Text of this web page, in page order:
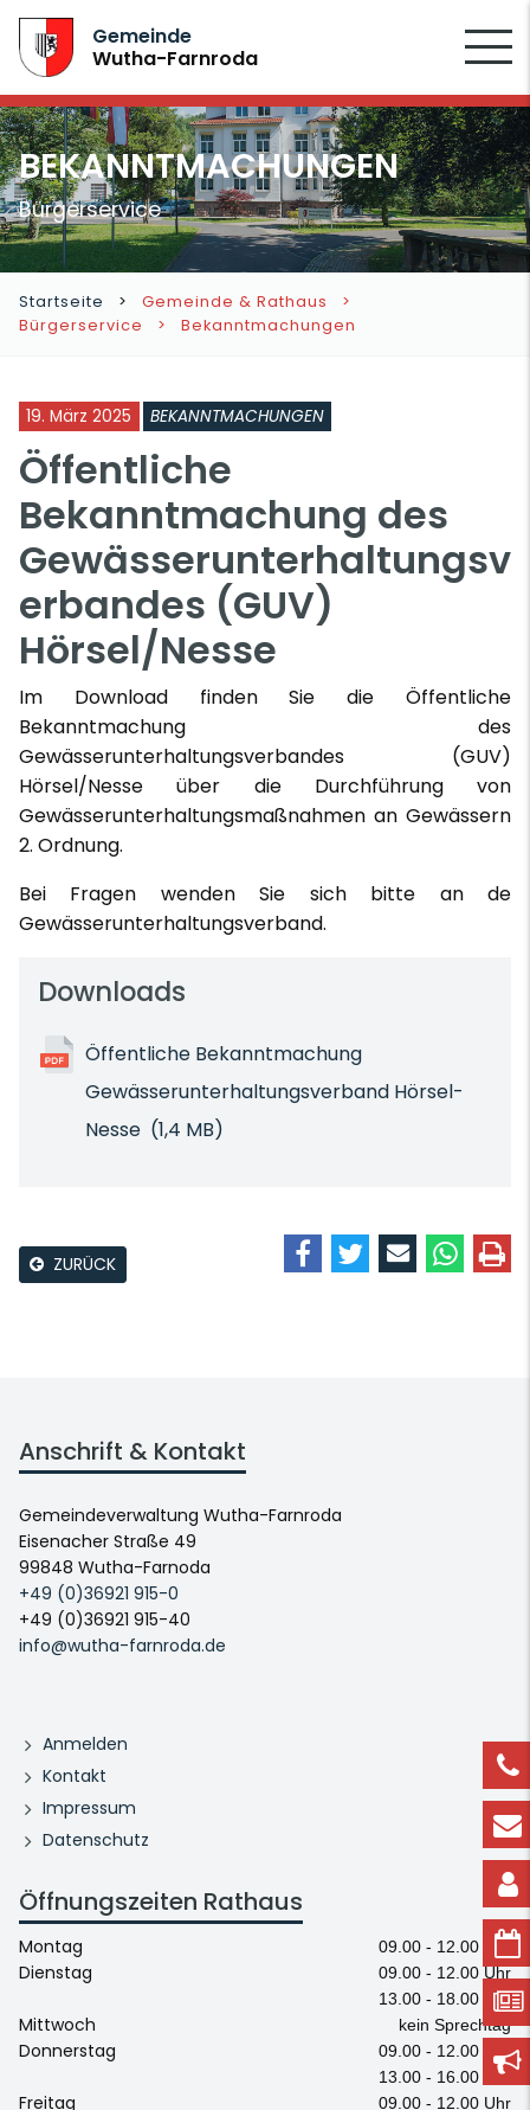
Gemeinde
Wutha-Farnroda
BEKANNTMACHUNGEN
Bürgerservice
Startseite
Gemeinde & Rathaus
Bürgerservice
Bekanntmachungen
19. März 2025 BEKANNTMACHUNGEN
Öffentliche
Bekanntmachung des
Gewässerunterhaltungsv
erbandes (GUV)
Hörsel/Nesse
Im Download finden Sie die Öffentliche
Bekanntmachung des
Gewässerunterhaltungsverbandes (GUV)
Hörsel/Nesse über die Durchführung von
Gewässerunterhaltungsmaßnahmen an Gewässern
2. Ordnung.
Bei Fragen wenden Sie sich bitte an de
Gewässerunterhaltungsverband.
Downloads
Öffentliche Bekanntmachung
Gewässerunterhaltungsverband Hörsel-
Nesse (1,4 MB)
ZURÜCK
Anschrift & Kontakt
Gemeindeverwaltung Wutha-Farnroda
Eisenacher Straße 49
99848 Wutha-Farnoda
+49 (0)36921 915-0
+49 (0)36921 915-40
info@wutha-farnroda.de
Anmelden
Kontakt
Impressum
Datenschutz
Öffnungszeiten Rathaus
Montag 09.00 - 12.00 Uhr
Dienstag
09.00 - 12.00 Uhr
13.00 - 18.00 Uhr
Mittwoch kein Sprechtag
Donnerstag
09.00 - 12.00 Uhr
13.00 - 16.00 Uhr
Freitag 09.00 - 12.00 Uhr